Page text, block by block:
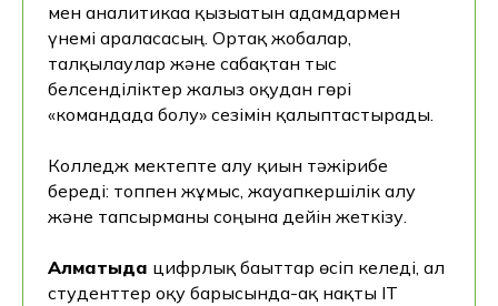
мен аналитикаға қызығатын адамдармен
үнемі араласасың. Ортақ жобалар,
талқылаулар және сабақтан тыс
белсенділіктер жалғыз оқудан гөрі
«командада болу» сезімін қалыптастырады.
Колледж мектепте алу қиын тәжірибе
береді: топпен жұмыс, жауапкершілік алу
және тапсырманы соңына дейін жеткізу.
Алматыда цифрлық бағыттар өсіп келеді, ал
студенттер оқу барысында-ақ нақты IT